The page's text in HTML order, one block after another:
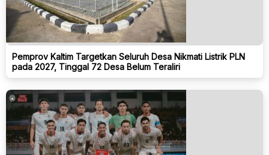
Pemprov Kaltim Targetkan Seluruh Desa Nikmati Listrik PLN
pada 2027, Tinggal 72 Desa Belum Teraliri